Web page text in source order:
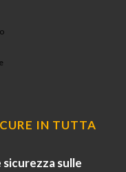
IN TUTTA
sulle